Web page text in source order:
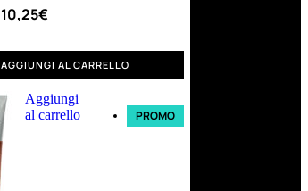
10,25€
AGGIUNGI AL CARRELLO
Aggiungi
al carrello
PROMO